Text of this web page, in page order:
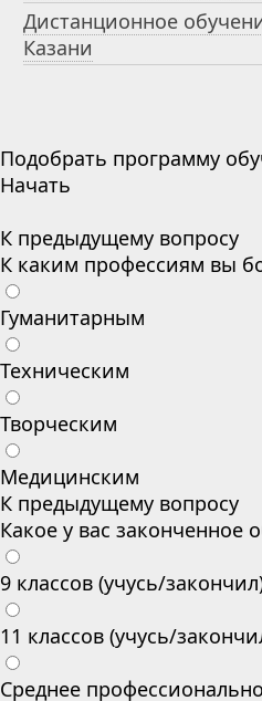
Дистанционное
Казани
Подобрать программу
Начать
К предыдущему вопросу
К каким профессиям вы
Гуманитарным
Техническим
Творческим
Медицинским
К предыдущему вопросу
Какое у вас законченное
9 классов (учусь/
11 классов (учусь/
Среднее